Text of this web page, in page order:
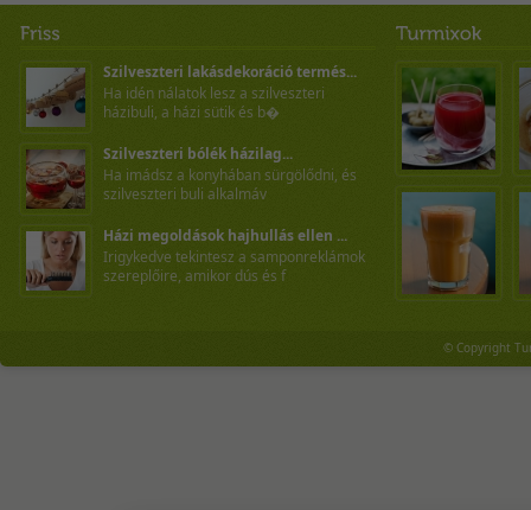
Szilveszteri lakásdekoráció termés...
Ha idén nálatok lesz a szilveszteri
házibuli, a házi sütik és b�
Szilveszteri bólék házilag...
Ha imádsz a konyhában sürgölődni, és
szilveszteri buli alkalmáv
Házi megoldások hajhullás ellen ...
Irigykedve tekintesz a samponreklámok
szereplőire, amikor dús és f
© Copyright